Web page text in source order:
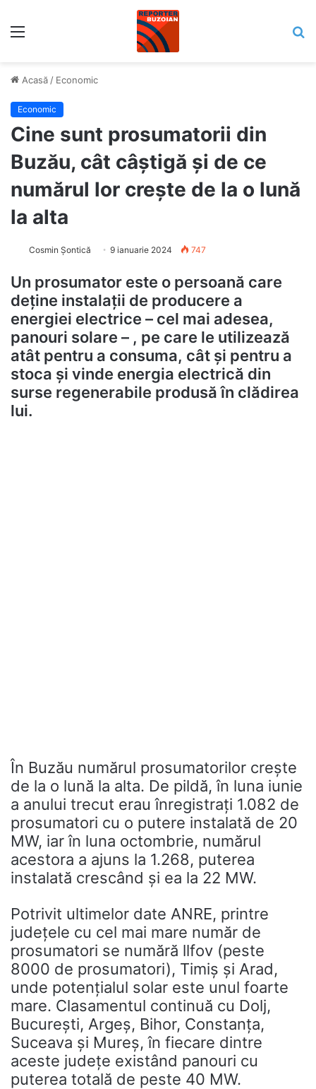
Acasă / Economic
Economic
Cine sunt prosumatorii din
Buzău, cât câștigă și de ce
numărul lor crește de la o lună
la alta
Cosmin Șontică 9 ianuarie 2024 747
Un prosumator este o persoană care
deține instalații de producere a
energiei electrice – cel mai adesea,
panouri solare – , pe care le utilizează
atât pentru a consuma, cât și pentru a
stoca și vinde energia electrică din
surse regenerabile produsă în clădirea
lui.
În Buzău numărul prosumatorilor crește
de la o lună la alta. De pildă, în luna iunie
a anului trecut erau înregistrați 1.082 de
prosumatori cu o putere instalată de 20
MW, iar în luna octombrie, numărul
acestora a ajuns la 1.268, puterea
instalată crescând și ea la 22 MW.
Potrivit ultimelor date ANRE, printre
județele cu cel mai mare număr de
prosumatori se numără llfov (peste
8000 de prosumatori), Timiș și Arad,
unde potențialul solar este unul foarte
mare. Clasamentul continuă cu Dolj,
București, Argeș, Bihor, Constanța,
Suceava și Mureș, în fiecare dintre
aceste județe existând panouri cu
puterea totală de peste 40 MW.